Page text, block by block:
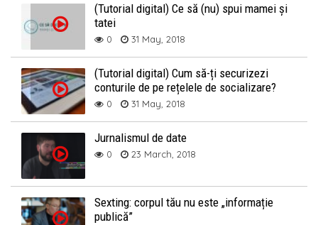
(Tutorial digital) Ce să (nu) spui mamei și
tatei
0 31 May, 2018
(Tutorial digital) Cum să-ți securizezi
conturile de pe rețelele de socializare?
0 31 May, 2018
Jurnalismul de date
0 23 March, 2018
Sexting: corpul tău nu este „informație
publică”